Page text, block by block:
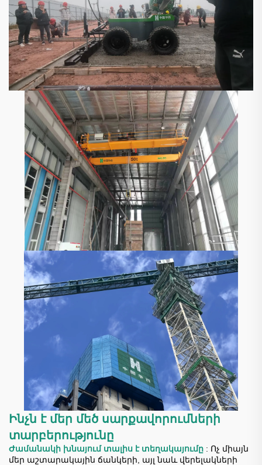
Ինչն է մեր մեծ սարքավորումների
տարբերությունը
Ժամանակի խնայում տալիս է տեղակայումը : Ոչ միայն
մեր աշտարակային ճանկերի, այլ նաև վերելակների